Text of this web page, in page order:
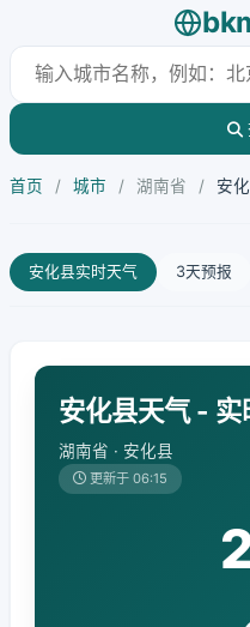
首页 / 城市 / 湖南省 / 安
安化县实时天气 3天预报
安化县天气 -
湖南省 · 安化县
更新于 06:15